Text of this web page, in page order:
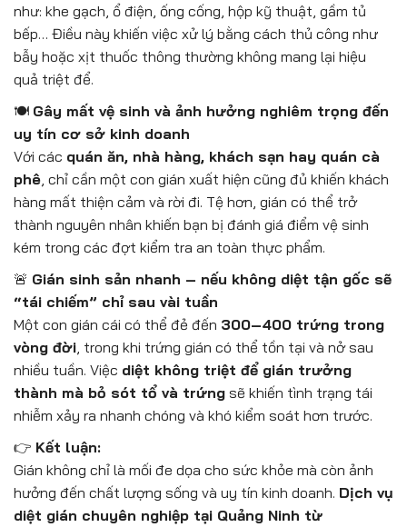
như: khe gạch, ổ điện, ống cống, hộp kỹ thuật, gầm tủ
bếp… Điều này khiến việc xử lý bằng cách thủ công như
bẫy hoặc xịt thuốc thông thường không mang lại hiệu
quả triệt để.
🍽️ Gây mất vệ sinh và ảnh hưởng nghiêm trọng đến
uy tín cơ sở kinh doanh
Với các quán ăn, nhà hàng, khách sạn hay quán cà
phê , chỉ cần một con gián xuất hiện cũng đủ khiến khách
hàng mất thiện cảm và rời đi. Tệ hơn, gián có thể trở
thành nguyên nhân khiến bạn bị đánh giá điểm vệ sinh
kém trong các đợt kiểm tra an toàn thực phẩm.
🚨 Gián sinh sản nhanh – nếu không diệt tận gốc sẽ
“tái chiếm” chỉ sau vài tuần
Một con gián cái có thể đẻ đến 300–400 trứng trong
vòng đời , trong khi trứng gián có thể tồn tại và nở sau
nhiều tuần. Việc diệt không triệt để gián trưởng
thành mà bỏ sót tổ và trứng sẽ khiến tình trạng tái
nhiễm xảy ra nhanh chóng và khó kiểm soát hơn trước.
👉 Kết luận:
Gián không chỉ là mối đe dọa cho sức khỏe mà còn ảnh
hưởng đến chất lượng sống và uy tín kinh doanh. Dịch vụ
diệt gián chuyên nghiệp tại Quảng Ninh từ